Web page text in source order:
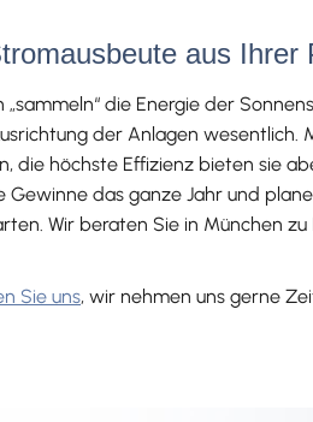
aus Ihrer
„sammeln“ die Energie der
der Anlagen wesentlich.
die höchste Effizienz bieten sie
Gewinne das ganze Jahr und
Wir beraten Sie in München
Sie uns, wir nehmen uns gerne